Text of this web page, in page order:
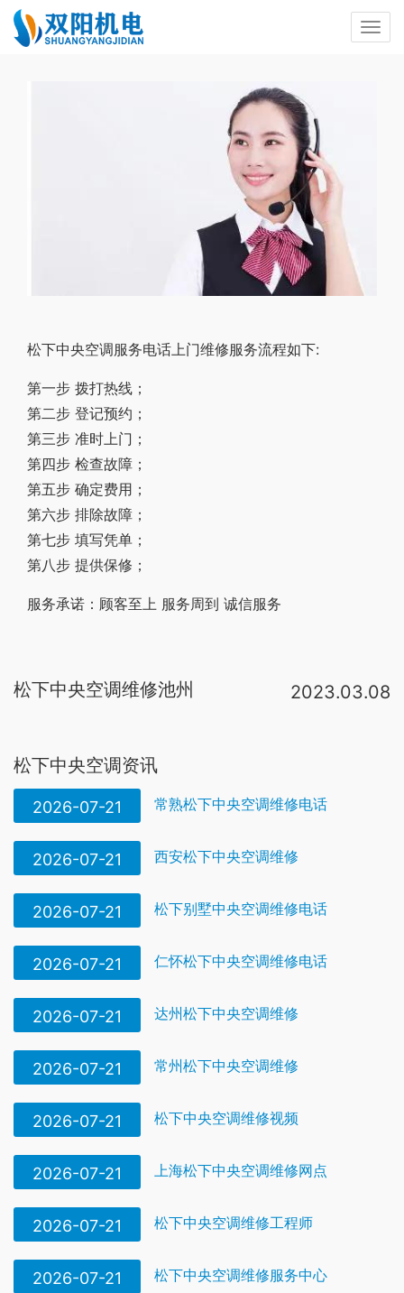
松下中央空调服务电话上门维修服务流程如下:
第一步 拨打热线；
第二步 登记预约；
第三步 准时上门；
第四步 检查故障；
第五步 确定费用；
第六步 排除故障；
第七步 填写凭单；
第八步 提供保修；
服务承诺：顾客至上 服务周到 诚信服务
松下中央空调维修池州 2023.03.08
松下中央空调资讯
2026-07-21 常熟松下中央空调维修电话
2026-07-21 西安松下中央空调维修
2026-07-21 松下别墅中央空调维修电话
2026-07-21 仁怀松下中央空调维修电话
2026-07-21 达州松下中央空调维修
2026-07-21 常州松下中央空调维修
2026-07-21 松下中央空调维修视频
2026-07-21 上海松下中央空调维修网点
2026-07-21 松下中央空调维修工程师
2026-07-21 松下中央空调维修服务中心